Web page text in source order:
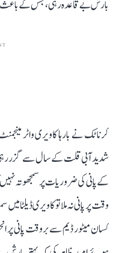
بارش بے قاعدہ رہی، جس کے باعث
کرناٹک نے بارہا کاویری واٹر
شدید آبی قلت کے سال سے گزر رہی
کے پانی کی ضروریات پر سمجھوتہ نہیں
وقت پر پانی نہ ملا تو کاویری ڈیلٹا
کسان میٹور ڈیم سے بروقت پانی پر